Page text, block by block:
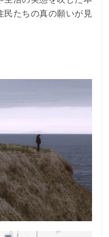
民たちの真の願いが見